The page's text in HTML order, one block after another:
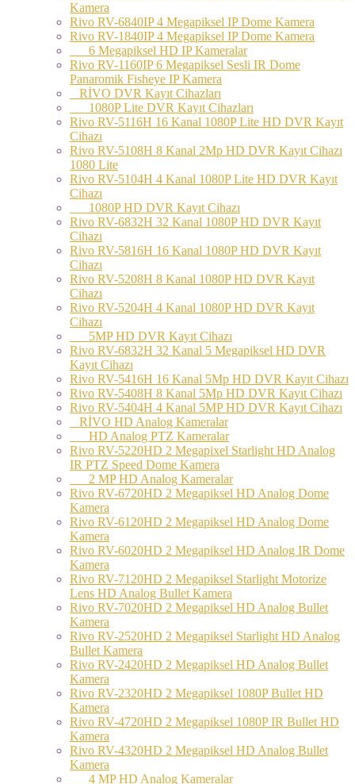
Kamera
Rivo RV-6840IP 4 Megapiksel IP Dome Kamera
Rivo RV-1840IP 4 Megapiksel IP Dome Kamera
6 Megapiksel HD IP Kameralar
Rivo RV-1160IP 6 Megapiksel Sesli IR Dome
Panaromik Fisheye IP Kamera
RİVO DVR Kayıt Cihazları
1080P Lite DVR Kayıt Cihazları
Rivo RV-5116H 16 Kanal 1080P Lite HD DVR Kayıt
Cihazı
Rivo RV-5108H 8 Kanal 2Mp HD DVR Kayıt Cihazı
1080 Lite
Rivo RV-5104H 4 Kanal 1080P Lite HD DVR Kayıt
Cihazı
1080P HD DVR Kayıt Cihazı
Rivo RV-6832H 32 Kanal 1080P HD DVR Kayıt
Cihazı
Rivo RV-5816H 16 Kanal 1080P HD DVR Kayıt
Cihazı
Rivo RV-5208H 8 Kanal 1080P HD DVR Kayıt
Cihazı
Rivo RV-5204H 4 Kanal 1080P HD DVR Kayıt
Cihazı
5MP HD DVR Kayıt Cihazı
Rivo RV-6832H 32 Kanal 5 Megapiksel HD DVR
Kayıt Cihazı
Rivo RV-5416H 16 Kanal 5Mp HD DVR Kayıt Cihazı
Rivo RV-5408H 8 Kanal 5Mp HD DVR Kayıt Cihazı
Rivo RV-5404H 4 Kanal 5MP HD DVR Kayıt Cihazı
RİVO HD Analog Kameralar
HD Analog PTZ Kameralar
Rivo RV-5220HD 2 Megapixel Starlight HD Analog
IR PTZ Speed Dome Kamera
2 MP HD Analog Kameralar
Rivo RV-6720HD 2 Megapiksel HD Analog Dome
Kamera
Rivo RV-6120HD 2 Megapiksel HD Analog Dome
Kamera
Rivo RV-6020HD 2 Megapiksel HD Analog IR Dome
Kamera
Rivo RV-7120HD 2 Megapiksel Starlight Motorize
Lens HD Analog Bullet Kamera
Rivo RV-7020HD 2 Megapiksel HD Analog Bullet
Kamera
Rivo RV-2520HD 2 Megapiksel Starlight HD Analog
Bullet Kamera
Rivo RV-2420HD 2 Megapiksel HD Analog Bullet
Kamera
Rivo RV-2320HD 2 Megapiksel 1080P Bullet HD
Kamera
Rivo RV-4720HD 2 Megapiksel 1080P IR Bullet HD
Kamera
Rivo RV-4320HD 2 Megapiksel HD Analog Bullet
Kamera
4 MP HD Analog Kameralar